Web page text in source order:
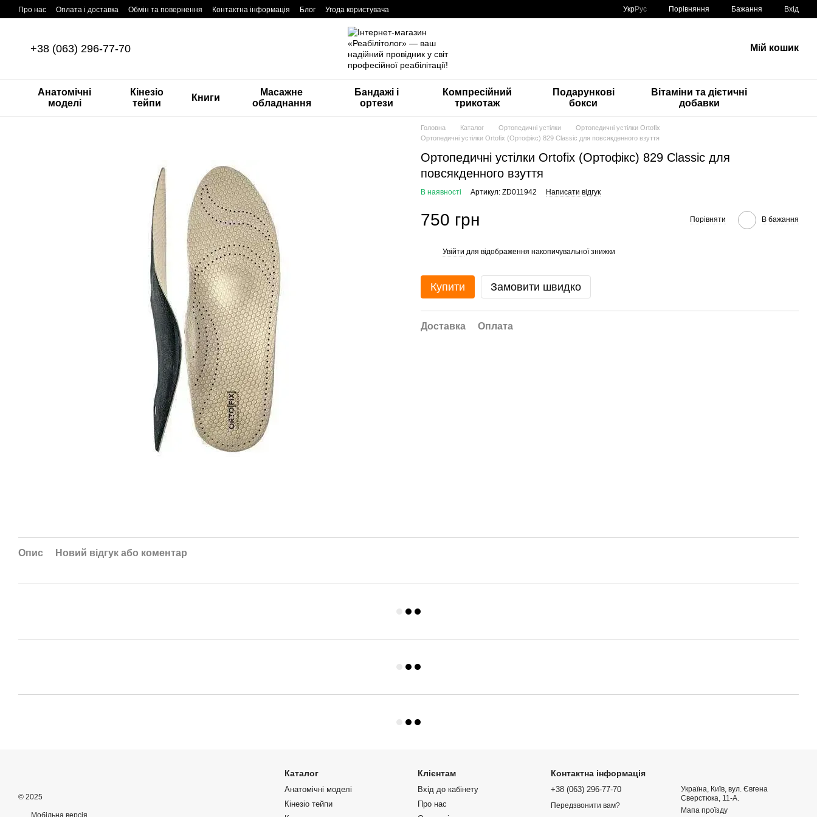
Перейти до основного контенту
Про нас Оплата і доставка Обмін та повернення Контактна інформація Блог Угода користувача УкрРус Порівняння Бажання Вхід
+38 (063) 296-77-70 Мій кошик
Анатомічні
моделі
Кінезіо
тейпи
Книги
Масажне
обладнання
Бандажі і
ортези
Компресійний
трикотаж
Подарункові
бокси
Вітаміни та дієтичні
добавки
Головна Каталог Ортопедичні устілки
Ортопедичні устілки Ortofix
Ортопедичні устілки Ortofix (Ортофікс) 829 Classic для повсякденного взуття
Ортопедичні устілки Ortofix (Ортофікс) 829 Classic для
повсякденного взуття
В наявності Артикул: ZD011942 Написати відгук
750 грн Порівняти В бажання
Увійти для відображення накопичувальної знижки
Купити Замовити швидко
Доставка Оплата
Опис Новий відгук або коментар
© 2025
Мобільна версія
Каталог
Анатомічні моделі
Кінезіо тейпи
Клієнтам
Вхід до кабінету
Про нас
Контактна інформація
+38 (063) 296-77-70
Передзвонити вам?
Україна, Київ, вул. Євгена
Сверстюка, 11-А.
Мапа проїзду